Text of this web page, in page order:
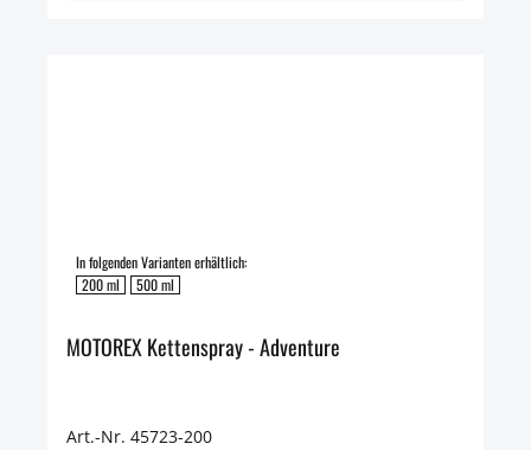
In folgenden Varianten erhältlich:
200 ml
500 ml
MOTOREX Kettenspray - Adventure
Art.-Nr. 45723-200